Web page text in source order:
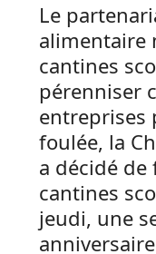
Le
alimentaire
cantines
pérenniser
entreprises
foulée, la
a décidé
cantines
jeudi, une